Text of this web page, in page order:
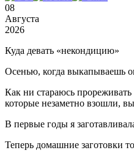
08
Августа
2026
Куда девать «некондицию»
Осенью, когда выкапываешь
Как ни стараюсь
которые незаметно взошли,
В первые годы я
Теперь домашние заготовки